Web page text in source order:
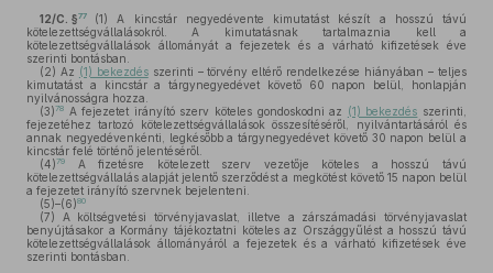
12/C. §77 (1)
A kincstár negyedévente kimutatást készít a hosszú távú
kötelezettségvállalásokról. A kimutatásnak tartalmaznia kell a
kötelezettségvállalások állományát a fejezetek és a várható kifizetések éve
szerinti bontásban.
(2) Az (1) bekezdésszerinti – törvény eltérő rendelkezése hiányában – teljes
kimutatást a kincstár a tárgynegyedévet követő 60 napon belül, honlapján
nyilvánosságra hozza.
(3)78 A fejezetet irányító szerv köteles gondoskodni az (1) bekezdés szerinti,
fejezetéhez tartozó kötelezettségvállalások összesítéséről, nyilvántartásáról és
annak negyedévenkénti, legkésőbb a tárgynegyedévet követő 30 napon belül a
kincstár felé történő jelentéséről.
(4)79
A fizetésre kötelezett szerv vezetője köteles a hosszú távú
kötelezettségvállalás alapját jelentő szerződést a megkötést követő 15 napon belül
a fejezetet irányító szervnek bejelenteni.
(5)–(6)80
(7) A költségvetési törvényjavaslat, illetve a zárszámadási törvényjavaslat
benyújtásakor a Kormány tájékoztatni köteles az Országgyűlést a hosszú távú
kötelezettségvállalások állományáról a fejezetek és a várható kifizetések éve
szerinti bontásban.